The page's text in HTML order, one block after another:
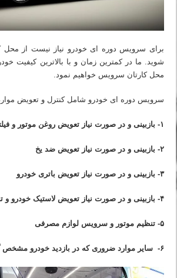
برای سرویس دوره ای خودرو نیاز نیست از محل
شوید. ما در کمترین زمان و با بالاترین کیفیت
محل کارتان سرویس خواهیم نمود.
سرویس دوره ای خودرو شامل کنترل و تعویض
۱- بازبینی و در صورت نیاز تعویض روغن موتور و فیلترهای خودرو
۲- بازبینی و در صورت نیاز تعویض ضد یخ
۳- بازبینی و در صورت نیاز تعویض باتری خودرو
۴- بازبینی و در صورت نیاز تعویض لاستیک خودرو و تنظیم باد
۵- تنظیم موتور و سرویس لوازم مصرفی
۶- سایر موارد ضروری که در بازدید خودرو مشخص گردد.